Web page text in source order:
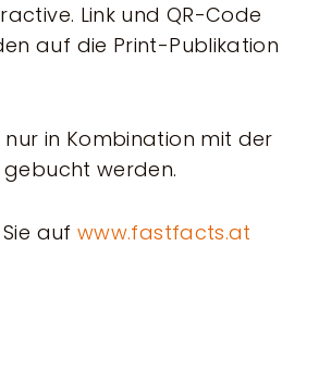
Link und QR-Code
auf die Print-Publikation
nur in Kombination mit der
werden.
auf www.fastfacts.at